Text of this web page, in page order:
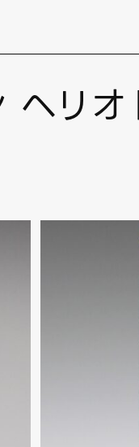
ヘリ